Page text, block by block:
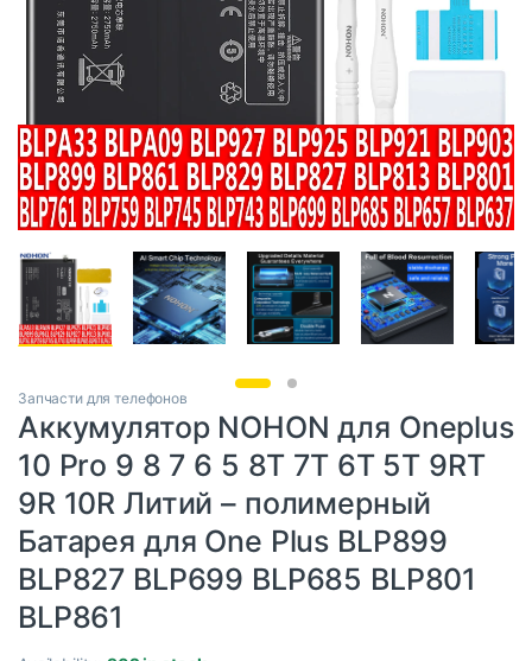
Запчасти для телефонов
Аккумулятор NOHON для Oneplus
10 Pro 9 8 7 6 5 8T 7T 6T 5T 9RT
9R 10R Литий – полимерный
Батарея для One Plus BLP899
BLP827 BLP699 BLP685 BLP801
BLP861